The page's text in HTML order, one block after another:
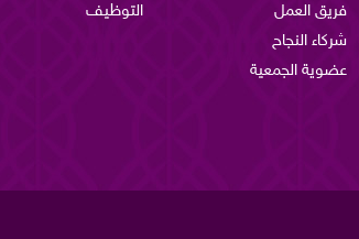
فريق العمل
شركاء النجاح
عضوية الجمعية
التوظيف